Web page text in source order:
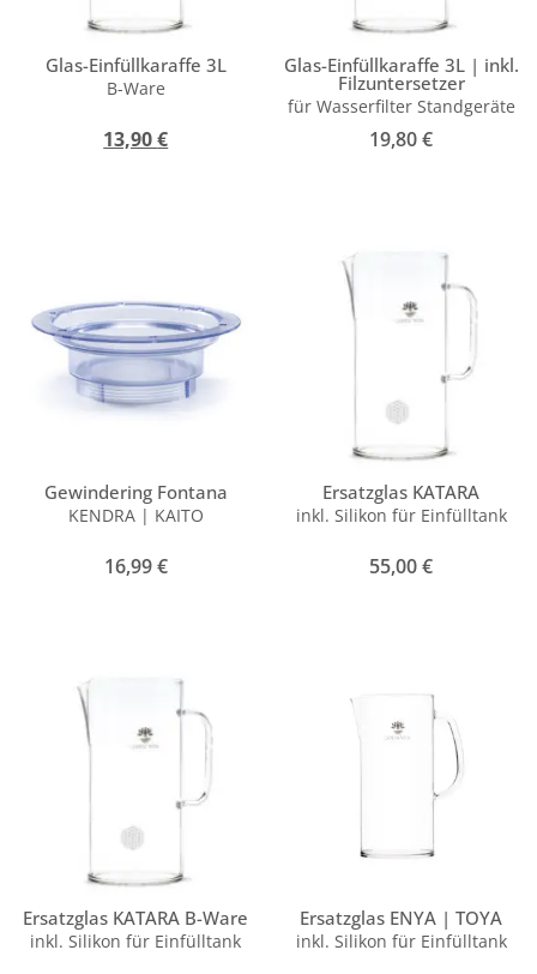
Glas-Einfüllkaraffe 3L
B-Ware
13,90€
Glas-Einfüllkaraffe 3L | inkl.
Filzuntersetzer
für Wasserfilter Standgeräte
19,80€
Gewindering Fontana
KENDRA | KAITO
16,99€
Ersatzglas KATARA
inkl. Silikon für Einfülltank
55,00€
Ersatzglas KATARA B-Ware
inkl. Silikon für Einfülltank
Ersatzglas ENYA | TOYA
inkl. Silikon für Einfülltank